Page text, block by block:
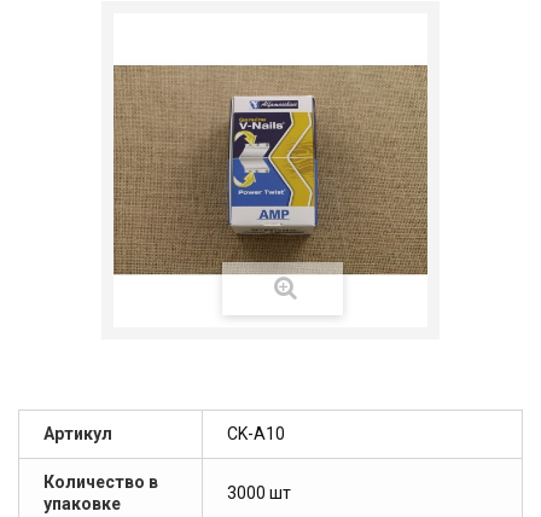
Артикул СK-A10
Количество в
упаковке
3000 шт